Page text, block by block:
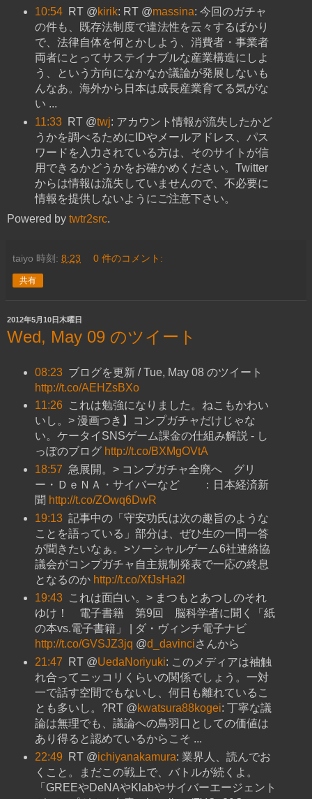
10:54
RT @kirik: RT @massina: 今回のガチャ
の件も、既存法制度で違法性を云々するばかり
で、法律自体を何とかしよう、消費者・事業者
両者にとってサステイナブルな産業構造にしよ
う、という方向になかなか議論が発展しないも
んなあ。海外から日本は成長産業育てる気がな
い ...
11:33
RT @twj: アカウント情報が流失したかど
うかを調べるためにIDやメールアドレス、パス
ワードを入力されている方は、そのサイトが信
用できるかどうかをお確かめください。Twitter
からは情報は流失していませんので、不必要に
情報を提供しないようにご注意下さい。
Powered by twtr2src.
taiyo 時刻: 8:23 0 件のコメント:
共有
2012年5月10日木曜日
Wed, May 09 のツイート
08:23 ブログを更新 / Tue, May 08 のツイート
http://t.co/AEHZsBXo
11:26
これは勉強になりました。ねこもかわい
いし。> 漫画つき】コンプガチャだけじゃな
い。ケータイSNSゲーム課金の仕組み解説 - し
っぽのブログ http://t.co/BXMgOVtA
18:57 急展開。> コンプガチャ全廃へ グリ
ー・ＤｅＮＡ・サイバーなど ：日本経済新
聞 http://t.co/ZOwq6DwR
19:13 記事中の「守安功氏は次の趣旨のような
ことを語っている」部分は、ぜひ生の一問一答
が聞きたいなぁ。>ソーシャルゲーム6社連絡協
議会がコンプガチャ自主規制発表で一応の終息
となるのか http://t.co/XfJsHa2l
19:43
これは面白い。> まつもとあつしのそれ
ゆけ！ 電子書籍 第9回 脳科学者に聞く「紙
の本vs.電子書籍」 | ダ・ヴィンチ電子ナビ
http://t.co/GVSJZ3jq @d_davinciさんから
21:47
RT @UedaNoriyuki: このメディアは袖触
れ合ってニッコリくらいの関係でしょう。一対
一で話す空間でもないし、何日も離れているこ
とも多いし。?RT @kwatsura88kogei: 丁寧な議
論は無理でも、議論への鳥羽口としての価値は
あり得ると認めているからこそ ...
22:49
RT @ichiyanakamura: 業界人、読んでお
くこと。まだこの戦上で、バトルが続くよ。
「GREEやDeNAやKlabやサイバーエージェント